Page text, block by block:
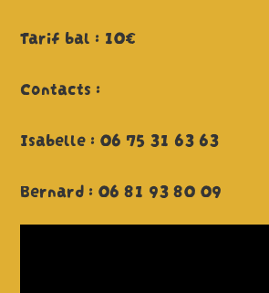
Tarif bal : 10€
Contacts :
Isabelle : 06 75 31 63 63
Bernard : 06 81 93 80 09